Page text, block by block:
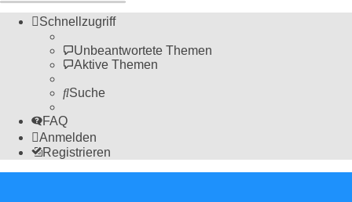
Schnellzugriff
Unbeantwortete Themen
Aktive Themen
Suche
FAQ
Anmelden
Registrieren